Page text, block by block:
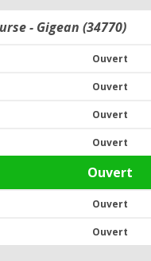
- Gigean (34770)
Ouvert
Ouvert
Ouvert
Ouvert
Ouvert
Ouvert
Ouvert